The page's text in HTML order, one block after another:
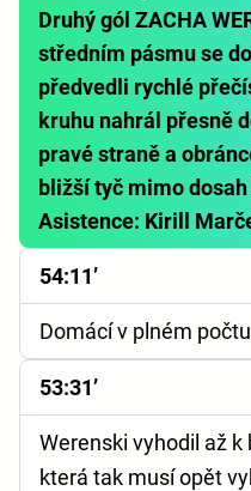
Druhý gól ZACHA
středním pásmu se
předvedli rychlé
kruhu nahrál přesně
pravé straně a
bližší tyč mimo
Asistence: Kirill
54:11’
Domácí v plném
53:31’
Werenski vyhodil až
která tak musí opět